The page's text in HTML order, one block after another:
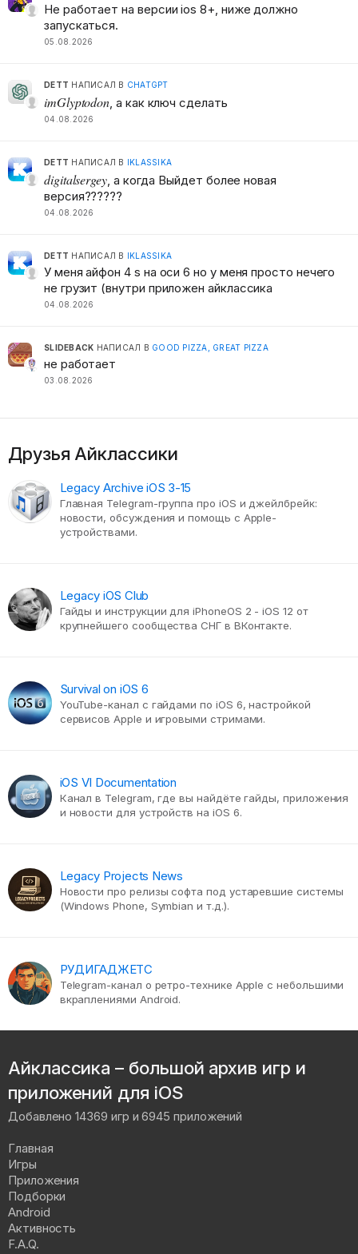
Не работает на версии ios 8+, ниже должно
запускаться.
05.08.2026
DETT НАПИСАЛ В CHATGPT
imGlyptodon , а как ключ сделать
04.08.2026
DETT НАПИСАЛ В IKLASSIKA
digitalsergey , а когда Выйдет более новая
версия??????
04.08.2026
DETT НАПИСАЛ В IKLASSIKA
У меня айфон 4 s на оси 6 но у меня просто нечего
не грузит (внутри приложен айклассика
04.08.2026
SLIDEBACK НАПИСАЛ В GOOD PIZZA, GREAT PIZZA
не работает
03.08.2026
Друзья Айклассики
Legacy Archive iOS 3-15
Главная Telegram-группа про iOS и джейлбрейк:
новости, обсуждения и помощь с Apple-
устройствами.
Legacy iOS Club
Гайды и инструкции для iPhoneOS 2 - iOS 12 от
крупнейшего сообщества СНГ в ВКонтакте.
Survival on iOS 6
YouTube-канал с гайдами по iOS 6, настройкой
сервисов Apple и игровыми стримами.
iOS VI Documentation
Канал в Telegram, где вы найдёте гайды, приложения
и новости для устройств на iOS 6.
Legacy Projects News
Новости про релизы софта под устаревшие системы
(Windows Phone, Symbian и т.д.).
РУДИГАДЖЕТС
Telegram-канал о ретро-технике Apple с небольшими
вкраплениями Android.
Айклассика – большой архив игр и
приложений для iOS
Добавлено 14369 игр и 6945 приложений
Главная
Игры
Приложения
Подборки
Android
Активность
F.A.Q.